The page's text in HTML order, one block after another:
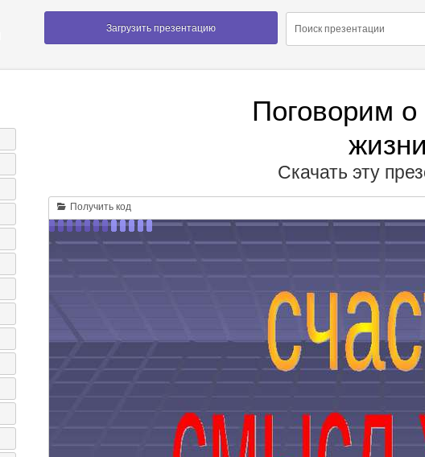
Загрузить презентацию
Поговорим
жизни
Скачать эту
Получить код